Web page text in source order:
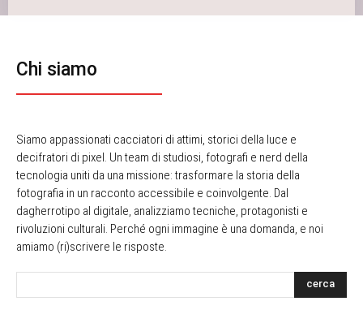
Chi siamo
Siamo appassionati cacciatori di attimi, storici della luce e
decifratori di pixel. Un team di studiosi, fotografi e nerd della
tecnologia uniti da una missione: trasformare la storia della
fotografia in un racconto accessibile e coinvolgente. Dal
dagherrotipo al digitale, analizziamo tecniche, protagonisti e
rivoluzioni culturali. Perché ogni immagine è una domanda, e noi
amiamo (ri)scrivere le risposte.
cerca